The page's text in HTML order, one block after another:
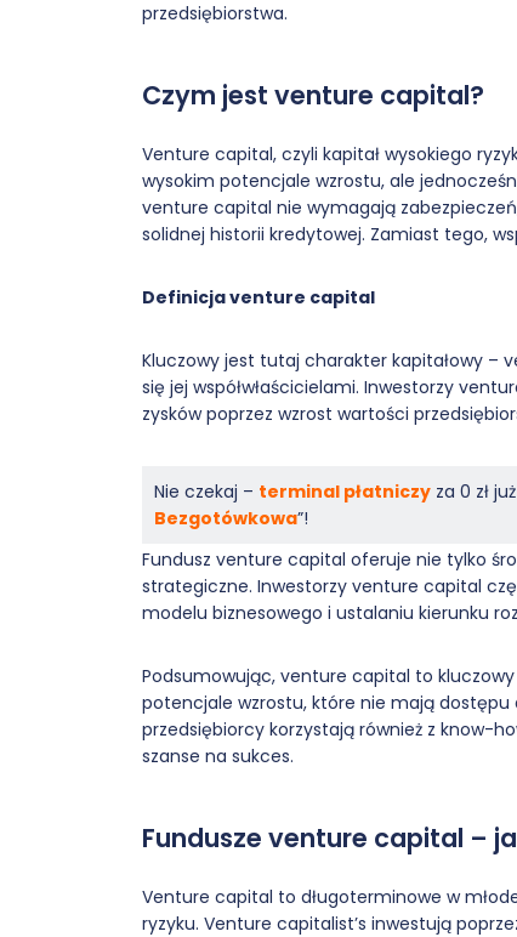
przedsiębiorstwa.
Czym jest venture capital?
Venture capital, czyli kapitał wysokiego
wysokim potencjale wzrostu, ale
venture capital nie wymagają
solidnej historii kredytowej. Zamiast tego,
Definicja venture capital
Kluczowy jest tutaj charakter kapitałowy –
się jej współwłaścicielami. Inwestorzy
zysków poprzez wzrost wartości
Nie czekaj – terminal płatniczy za 0 zł
Bezgotówkowa”!
Fundusz venture capital oferuje nie tylko
strategiczne. Inwestorzy venture capital
modelu biznesowego i ustalaniu kierunku
Podsumowując, venture capital to
potencjale wzrostu, które nie mają
przedsiębiorcy korzystają również z know-
szanse na sukces.
Fundusze venture capital –
Venture capital to długoterminowe w
ryzyku. Venture capitalist’s inwestują